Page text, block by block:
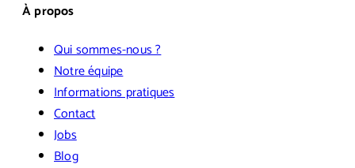
À propos
Qui sommes-nous ?
Notre équipe
Informations pratiques
Contact
Jobs
Blog